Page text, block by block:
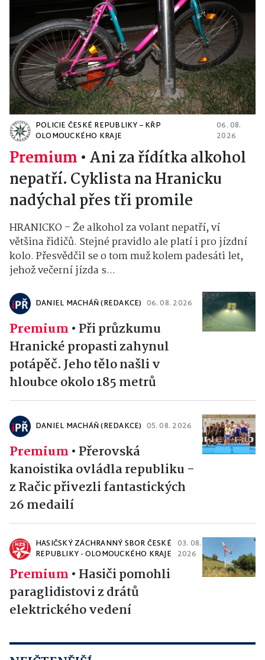
POLICIE ČESKÉ REPUBLIKY – KŘP
OLOMOUCKÉHO KRAJE
06. 08.
2026
Premium • Ani za řídítka alkohol
nepatří. Cyklista na Hranicku
nadýchal přes tři promile
HRANICKO – Že alkohol za volant nepatří, ví
většina řidičů. Stejné pravidlo ale platí i pro jízdní
kolo. Přesvědčil se o tom muž kolem padesáti let,
jehož večerní jízda s...
DANIEL MACHÁŇ (REDAKCE) 06. 08. 2026
Premium • Při průzkumu
Hranické propasti zahynul
potápěč. Jeho tělo našli v
hloubce okolo 185 metrů
DANIEL MACHÁŇ (REDAKCE) 05. 08. 2026
Premium • Přerovská
kanoistika ovládla republiku -
z Račic přivezli fantastických
26 medailí
HASIČSKÝ ZÁCHRANNÝ SBOR ČESKÉ
REPUBLIKY - OLOMOUCKÉHO KRAJE
03. 08.
2026
Premium • Hasiči pomohli
paraglidistovi z drátů
elektrického vedení